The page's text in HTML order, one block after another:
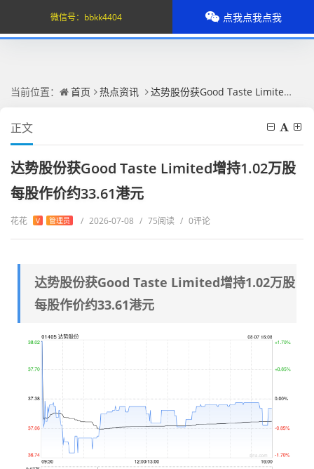
当前位置： 首页 热点资讯 达势股份获Good Taste Limited增持1.02万股 每股作价约33.61港元
正文
达势股份获Good Taste Limited增持1.02万股
每股作价约33.61港元
花花 V 管理员 / 2026-07-08 / 75阅读 / 0评论
达势股份获Good Taste Limited增持1.02万股
每股作价约33.61港元
微信号： bbkk4404 点我点我点我